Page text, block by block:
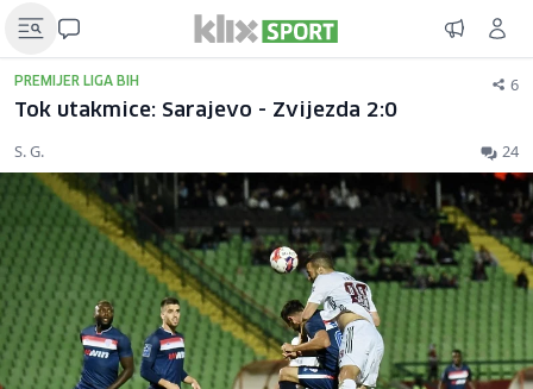
PREMIJER LIGA BIH 6
Tok utakmice: Sarajevo - Zvijezda 2:0
S. G. 24